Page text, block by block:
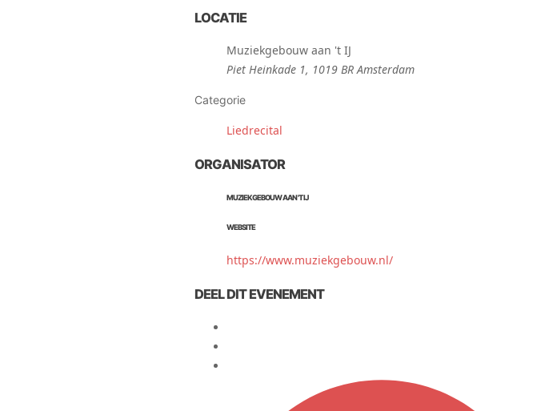
LOCATIE
Muziekgebouw aan 't IJ
Piet Heinkade 1, 1019 BR Amsterdam
Categorie
Liedrecital
ORGANISATOR
MUZIEKGEBOUW AAN 'T IJ
WEBSITE
https://www.muziekgebouw.nl/
DEEL DIT EVENEMENT